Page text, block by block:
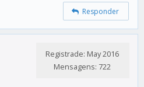
Responder
Registrade: May 2016
Mensagens: 722